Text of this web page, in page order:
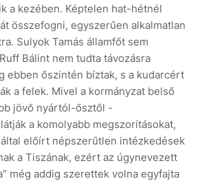
a kezében. Képtelen hat-hétnél
összefogni, egyszerűen alkalmatlan
Sulyok Tamás államfőt sem
Bálint nem tudta távozásra
ebben őszintén bíztak, s a kudarcért
a felek. Mivel a kormányzat belső
jövő nyártól-ősztől -
a komolyabb megszorításokat,
előírt népszerűtlen intézkedések
a Tiszának, ezért az úgynevezett
még addig szerettek volna egyfajta